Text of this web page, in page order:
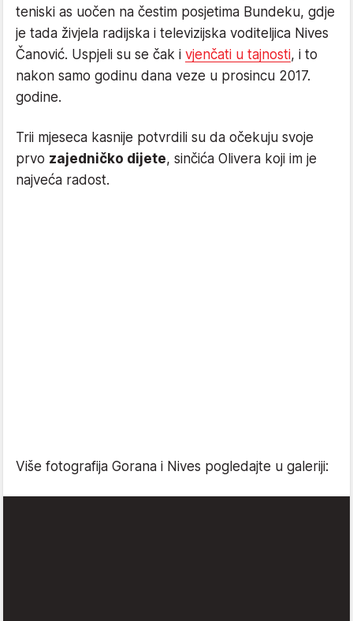
teniski as uočen na čestim posjetima Bundeku, gdje
je tada živjela radijska i televizijska voditeljica Nives
Čanović. Uspjeli su se čak i vjenčati u tajnosti, i to
nakon samo godinu dana veze u prosincu 2017.
godine.
Trii mjeseca kasnije potvrdili su da očekuju svoje
prvo zajedničko dijete, sinčića Olivera koji im je
najveća radost.
Više fotografija Gorana i Nives pogledajte u galeriji: